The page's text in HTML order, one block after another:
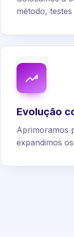
método,
Evolução
Aprimoramos
expandimos